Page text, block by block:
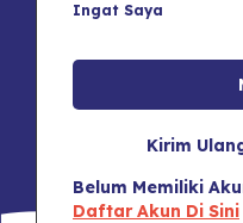
Ingat Saya
Kirim
Belum Memiliki
Daftar Akun Di Sini